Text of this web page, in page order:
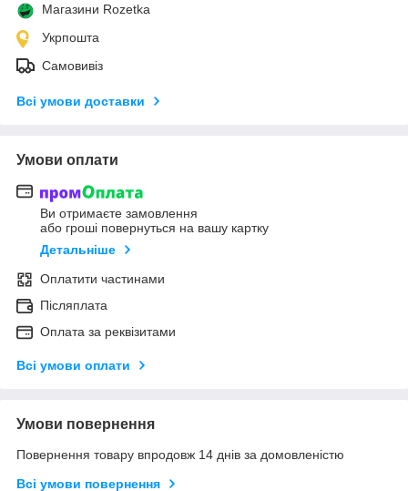
Магазини Rozetka
Укрпошта
Самовивіз
Всі умови доставки
Умови оплати
Ви отримаєте замовлення
або гроші повернуться на вашу картку
Детальніше
Оплатити частинами
Післяплата
Оплата за реквізитами
Всі умови оплати
Умови повернення
Повернення товару впродовж 14 днів за домовленістю
Всі умови повернення